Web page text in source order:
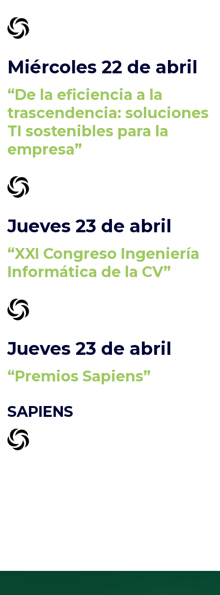
Miércoles 22 de abril
“De la eficiencia a la
trascendencia: soluciones
TI sostenibles para la
empresa”
Jueves 23 de abril
“XXI Congreso Ingeniería
Informática de la CV”
Jueves 23 de abril
“Premios Sapiens”
SAPIENS